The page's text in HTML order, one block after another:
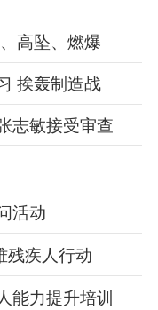
高坠、燃爆
挨轰制造战
志敏接受审查
活动
残疾人行动
能力提升培训